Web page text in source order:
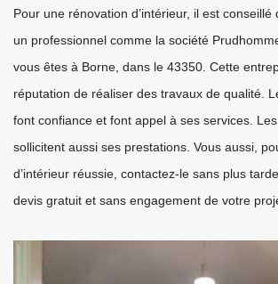
Pour une rénovation d’intérieur, il est
un professionnel comme la société
vous êtes à Borne, dans le 43350. Cette
réputation de réaliser des travaux de qualité.
font confiance et font appel à ses services.
sollicitent aussi ses prestations. Vous aussi,
d’intérieur réussie, contactez-le sans plus
devis gratuit et sans engagement de votre